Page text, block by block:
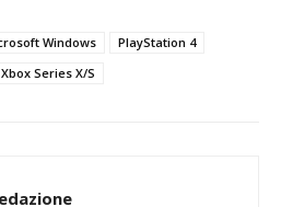
Windows
PlayStation 4
Xbox Series X/S